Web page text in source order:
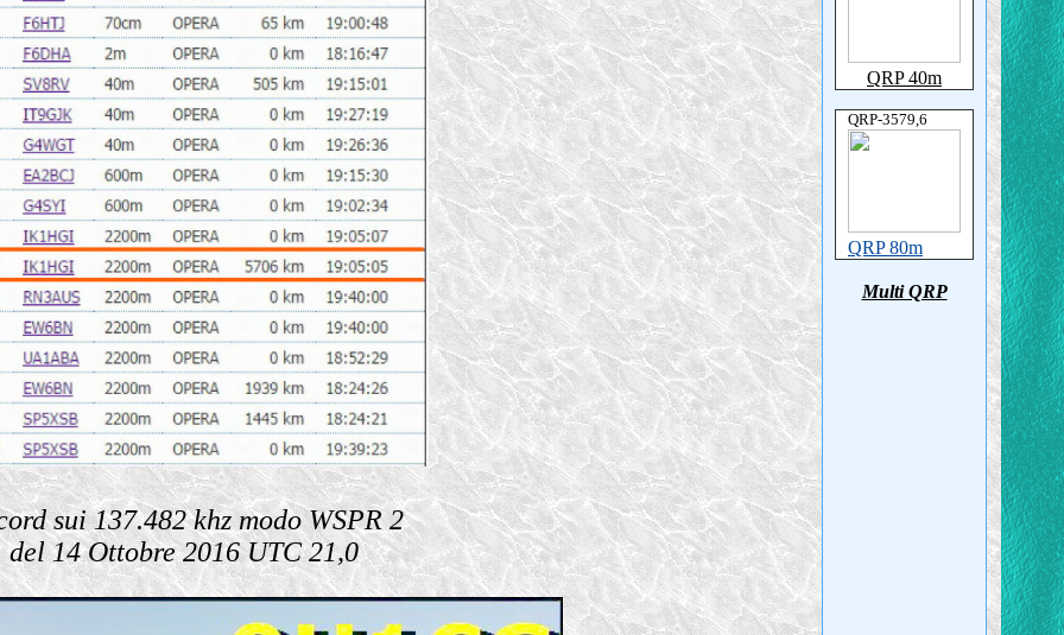
sui 137.482 khz modo WSPR 2
del 14 Ottobre 2016 UTC 21,0
QRP 40m
QRP-3579,6
QRP 80m
Multi QRP